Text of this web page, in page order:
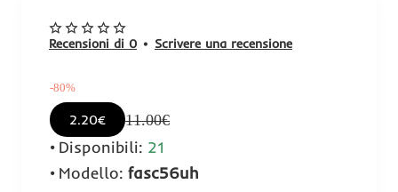
Recensioni di 0 • Scrivere una recensione
-80%
2.20€ 11.00€
Disponibili: 21
Modello: fasc56uh